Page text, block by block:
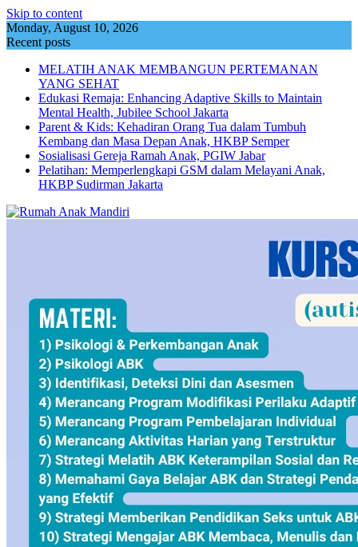
Skip to content
Monday, August 10, 2026
Recent posts
MELATIH ANAK MEMBANGUN PERTEMANAN
YANG SEHAT
Edukasi Remaja: Enhancing Adaptive Skills to Maintain
Mental Health, Jubilee School Jakarta
Parent & Kids: Kehadiran Orang Tua dalam Tumbuh
Kembang dan Masa Depan Anak, HKBP Semper
Sosialisasi Gereja Ramah Anak, PGIW Jabar
Pelatihan: Memperlengkapi GSM dalam Melayani Anak,
HKBP Sudirman Jakarta